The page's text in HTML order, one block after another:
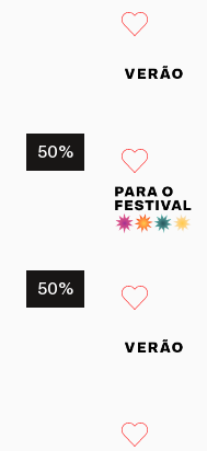
50%
50%